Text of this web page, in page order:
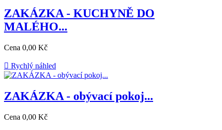
ZAKÁZKA - KUCHYNĚ DO
MALÉHO...
Cena 0,00 Kč
 Rychlý náhled
ZAKÁZKA - obývací pokoj...
Cena 0,00 Kč